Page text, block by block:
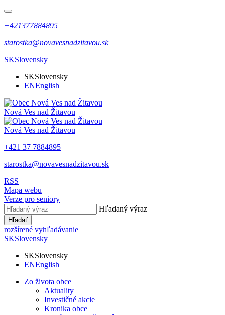
+421377884895
starostka@novavesnadzitavou.sk
SKSlovensky
SKSlovensky
ENEnglish
Nová Ves nad Žitavou
Nová Ves nad Žitavou
+421 37 7884895
starostka@novavesnadzitavou.sk
RSS
Mapa webu
Verze pro seniory
Hľadaný výraz
Hľadať
rozšírené vyhľadávanie
SKSlovensky
SKSlovensky
ENEnglish
Zo života obce
Aktuality
Investičné akcie
Kronika obce